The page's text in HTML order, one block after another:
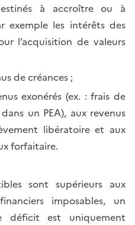
à accroître ou à
exemple les intérêts des
l’acquisition de valeurs
de créances ;
exonérés (ex. : frais de
un PEA), aux revenus
libératoire et aux
forfaitaire.
sont supérieurs aux
imposables, un
déficit est uniquement